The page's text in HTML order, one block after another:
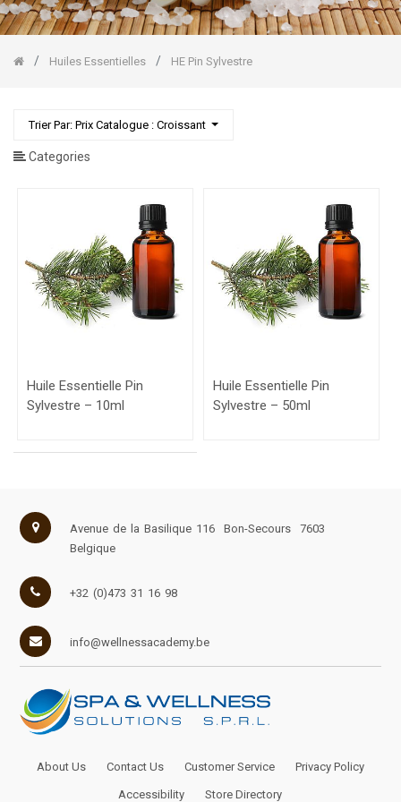
Huiles Essentielles HE Pin Sylvestre
Trier Par: Prix Catalogue : Croissant
Categories
Pin
Sylvestre
Lavande
fine
HE
Pamplemousse
Gommages
Corps/Visage
Huile Essentielle Pin
Sylvestre – 10ml
Huile Essentielle Pin
Sylvestre – 50ml
Avenue de la Basilique 116 Bon-Secours
7603
Belgique
+32 (0)473 31 16 98
info@wellnessacademy.be
About Us Contact Us Customer Service Privacy Policy
Accessibility Store Directory